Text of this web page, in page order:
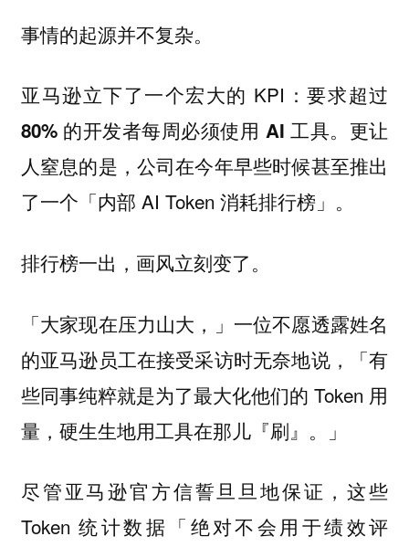
事情的起源并不复杂。
亚马逊立下了一个宏大的 KPI：要求超过
80% 的开发者每周必须使用 AI 工具。 更让
人窒息的是，公司在今年早些时候甚至推出
了一个「内部 AI Token 消耗排行榜」。
排行榜一出，画风立刻变了。
「大家现在压力山大，」一位不愿透露姓名
的亚马逊员工在接受采访时无奈地说，「有
些同事纯粹就是为了最大化他们的 Token 用
量，硬生生地用工具在那儿『刷』。」
尽管亚马逊官方信誓旦旦地保证，这些
Token 统计数据「绝对不会用于绩效评